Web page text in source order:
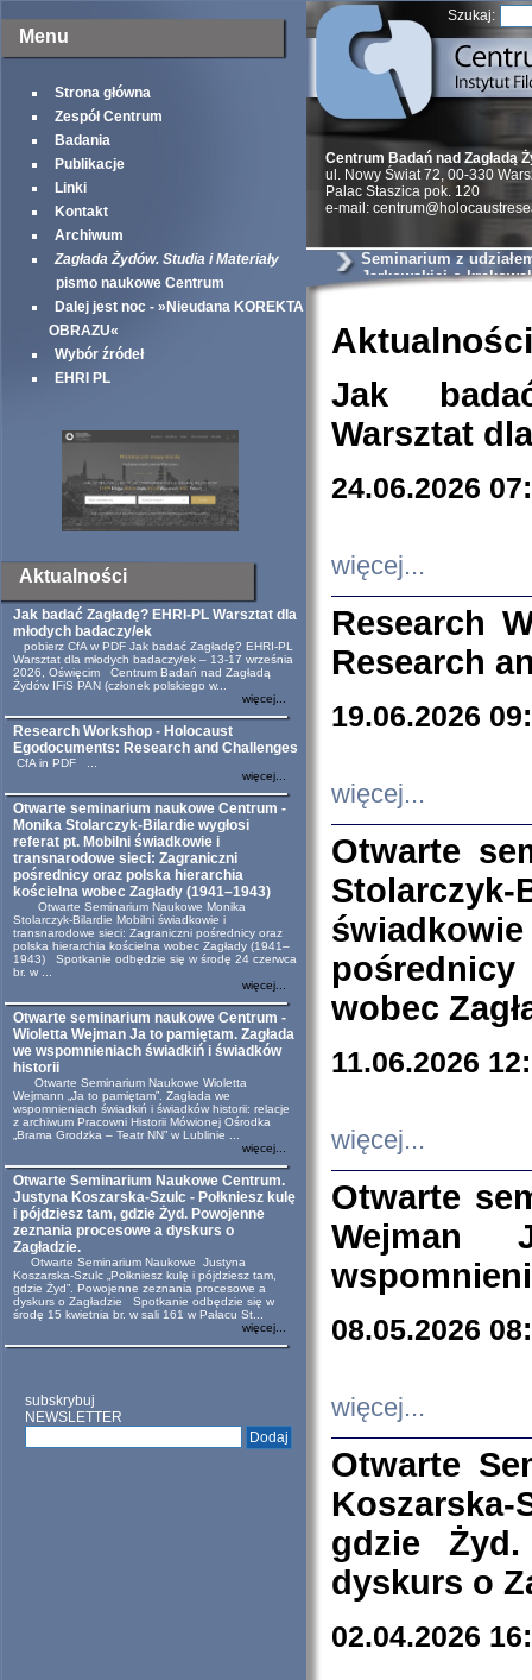
Menu
Strona główna
Zespół Centrum
Badania
Publikacje
Linki
Kontakt
Archiwum
Zagłada Żydów. Studia i Materiały
pismo naukowe Centrum
Dalej jest noc - »Nieudana KOREKTA
OBRAZU«
Wybór źródeł
EHRI PL
Aktualności
Jak badać Zagładę? EHRI-PL Warsztat dla
młodych badaczy/ek
pobierz CfA w PDF Jak badać Zagładę? EHRI-PL
Warsztat dla młodych badaczy/ek – 13-17 września
2026, Oświęcim Centrum Badań nad Zagładą
Żydów IFiS PAN (członek polskiego w...
więcej...
Research Workshop - Holocaust
Egodocuments: Research and Challenges
CfA in PDF ...
więcej...
Otwarte seminarium naukowe Centrum -
Monika Stolarczyk-Bilardie wygłosi
referat pt. Mobilni świadkowie i
transnarodowe sieci: Zagraniczni
pośrednicy oraz polska hierarchia
kościelna wobec Zagłady (1941–1943)
Otwarte Seminarium Naukowe Monika
Stolarczyk-Bilardie Mobilni świadkowie i
transnarodowe sieci: Zagraniczni pośrednicy oraz
polska hierarchia kościelna wobec Zagłady (1941–
1943) Spotkanie odbędzie się w środę 24 czerwca
br. w ...
więcej...
Otwarte seminarium naukowe Centrum -
Wioletta Wejman Ja to pamiętam. Zagłada
we wspomnieniach świadkiń i świadków
historii
Otwarte Seminarium Naukowe Wioletta
Wejmann „Ja to pamiętam”. Zagłada we
wspomnieniach świadkiń i świadków historii: relacje
z archiwum Pracowni Historii Mówionej Ośrodka
„Brama Grodzka – Teatr NN” w Lublinie ...
więcej...
Otwarte Seminarium Naukowe Centrum.
Justyna Koszarska-Szulc - Połkniesz kulę
i pójdziesz tam, gdzie Żyd. Powojenne
zeznania procesowe a dyskurs o
Zagładzie.
Otwarte Seminarium Naukowe Justyna
Koszarska-Szulc „Połkniesz kulę i pójdziesz tam,
gdzie Żyd”. Powojenne zeznania procesowe a
dyskurs o Zagładzie Spotkanie odbędzie się w
środę 15 kwietnia br. w sali 161 w Pałacu St...
więcej...
subskrybuj
NEWSLETTER
Szukaj:
Centrum Badań nad Zagładą
ul. Nowy Świat 72, 00-330
Palac Staszica pok. 120
e-mail:
Seminarium z
Jarkowskiej o
Aktualności
Jak
Warsztat
24.06.2026
więcej...
Research
Research
19.06.2026
więcej...
Otwarte
wobec
11.06.2026
więcej...
Otwarte
Wejman
08.05.2026
więcej...
Otwarte
Koszarska-
gdzie
dyskurs o
02.04.2026